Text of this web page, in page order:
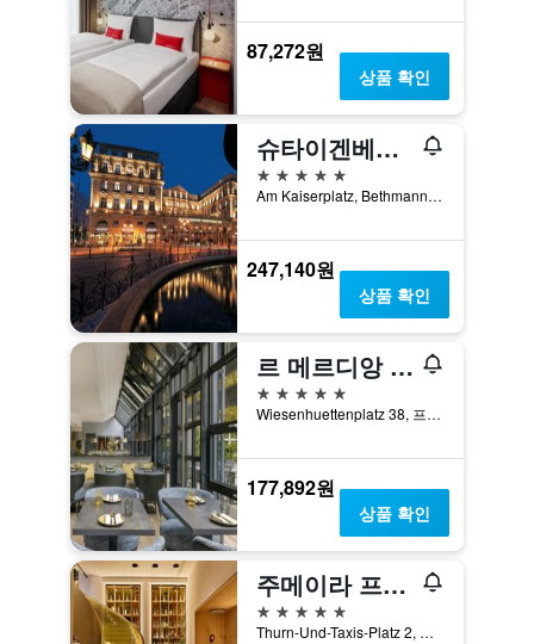
87,272원
상품 확인
슈타이겐베르거 아이콘 프랑크푸르터 호프
5성급
Am Kaiserplatz, Bethmannstraße 33, 프랑크푸르트암마인, 헤센, 독일
247,140원
상품 확인
르 메르디앙 프랑크푸르트
5성급
Wiesenhuettenplatz 38, 프랑크푸르트암마인, 헤센, 독일
177,892원
상품 확인
주메이라 프랑크푸르트
5성급
Thurn-Und-Taxis-Platz 2, 프랑크푸르트암마인, 헤센, 독일